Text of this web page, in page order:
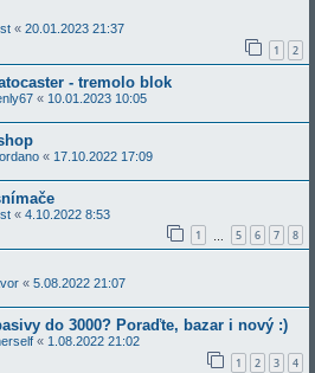
« 20.01.2023 21:37
1 2
- tremolo blok
« 10.01.2023 10:05
« 17.10.2022 17:09
« 4.10.2022 8:53
1 5 6 7 8
« 5.08.2022 21:07
do 3000? Poraďte, bazar i nový :)
« 1.08.2022 21:02
1 2 3 4